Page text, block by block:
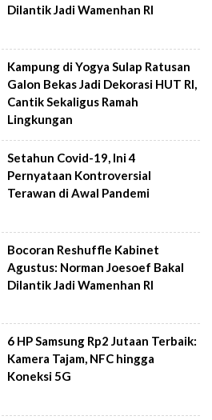
Dilantik Jadi Wamenhan RI
Kampung di Yogya Sulap Ratusan
Galon Bekas Jadi Dekorasi HUT RI,
Cantik Sekaligus Ramah
Lingkungan
Setahun Covid-19, Ini 4
Pernyataan Kontroversial
Terawan di Awal Pandemi
Bocoran Reshuffle Kabinet
Agustus: Norman Joesoef Bakal
Dilantik Jadi Wamenhan RI
6 HP Samsung Rp2 Jutaan Terbaik:
Kamera Tajam, NFC hingga
Koneksi 5G